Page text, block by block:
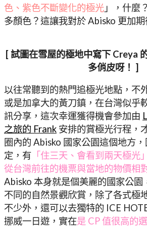
色、紫色不斷變化的極光 」，什麼
多顏色？這讓我對於 Abisko 更加期
[ 試圖在雪屋的極地中寫下 Creya
多俏皮呀！ ]
以往常聽到的熱門追極光地點，不
或是加拿大的黃刀鎮，在台灣似乎
訊分享，這次幸運獲得機會參加由
之旅的 Frank 安排的賞極光行程，
圈內的 Abisko 國家公園這個地方
定，有 「住三天、會看到兩天極光
從台灣前往的機票與當地的物價相
Abisko 本身就是個美麗的國家公園
不同的自然景觀欣賞，除了各式極
不少外，還可以去獨特的 ICE
挪威一日遊，實在是 CP 值很高的